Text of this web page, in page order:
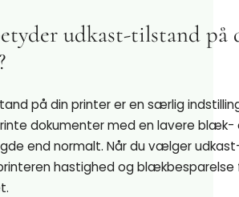
udkast-tilstand på
på din printer er en særlig
dokumenter med en lavere blæk-
end normalt. Når du vælger
hastighed og blækbesparelse